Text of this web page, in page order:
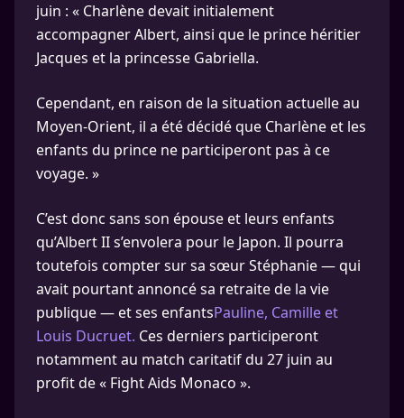
juin : « Charlène devait initialement
accompagner Albert, ainsi que le prince héritier
Jacques et la princesse Gabriella.
Cependant, en raison de la situation actuelle au
Moyen-Orient, il a été décidé que Charlène et les
enfants du prince ne participeront pas à ce
voyage. »
C’est donc sans son épouse et leurs enfants
qu’Albert II s’envolera pour le Japon. Il pourra
toutefois compter sur sa sœur Stéphanie — qui
avait pourtant annoncé sa retraite de la vie
publique — et ses enfantsPauline, Camille et
Louis Ducruet. Ces derniers participeront
notamment au match caritatif du 27 juin au
profit de « Fight Aids Monaco ».